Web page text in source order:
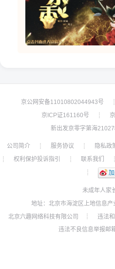
京公网安备11010802044943号 ┊
京ICP证161160号
┊
新出发京零字第海
公司简介 ┊ 服务协议 ┊ 隐私政
┊
权利保护投诉指引 ┊ 联系我们 ┊
┊
未成年人家
地址：北京市海淀区上地信息
北京六趣网络科技有限公司
┊ 违法
违法不良信息举报邮